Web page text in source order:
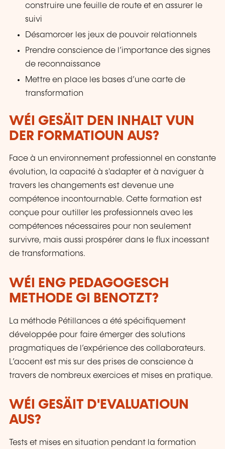
construire une feuille de route et en assurer le
suivi
Désamorcer les jeux de pouvoir relationnels
Prendre conscience de l’importance des signes
de reconnaissance
Mettre en place les bases d’une carte de
transformation
WÉI GESÄIT DEN INHALT VUN
DER FORMATIOUN AUS?
Face à un environnement professionnel en constante
évolution, la capacité à s'adapter et à naviguer à
travers les changements est devenue une
compétence incontournable. Cette formation est
conçue pour outiller les professionnels avec les
compétences nécessaires pour non seulement
survivre, mais aussi prospérer dans le flux incessant
de transformations.
WÉI ENG PEDAGOGESCH
METHODE GI BENOTZT?
La méthode Pétillances a été spécifiquement
développée pour faire émerger des solutions
pragmatiques de l’expérience des collaborateurs.
L’accent est mis sur des prises de conscience à
travers de nombreux exercices et mises en pratique.
WÉI GESÄIT D'EVALUATIOUN
AUS?
Tests et mises en situation pendant la formation